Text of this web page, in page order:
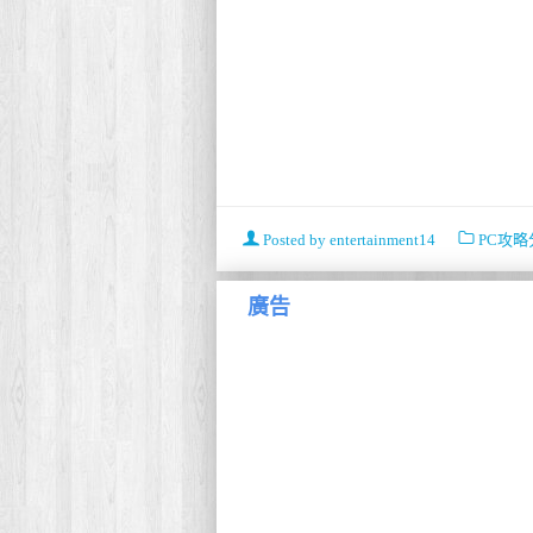
Posted by entertainment14 PC攻略
廣告